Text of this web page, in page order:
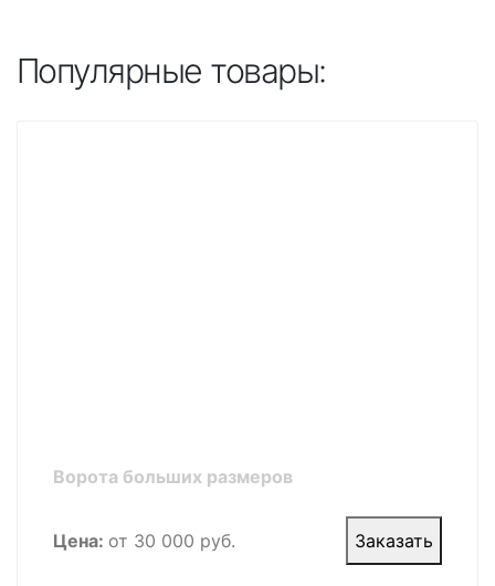
Популярные товары:
Ворота больших размеров
Цена: от 30 000 руб. Заказать